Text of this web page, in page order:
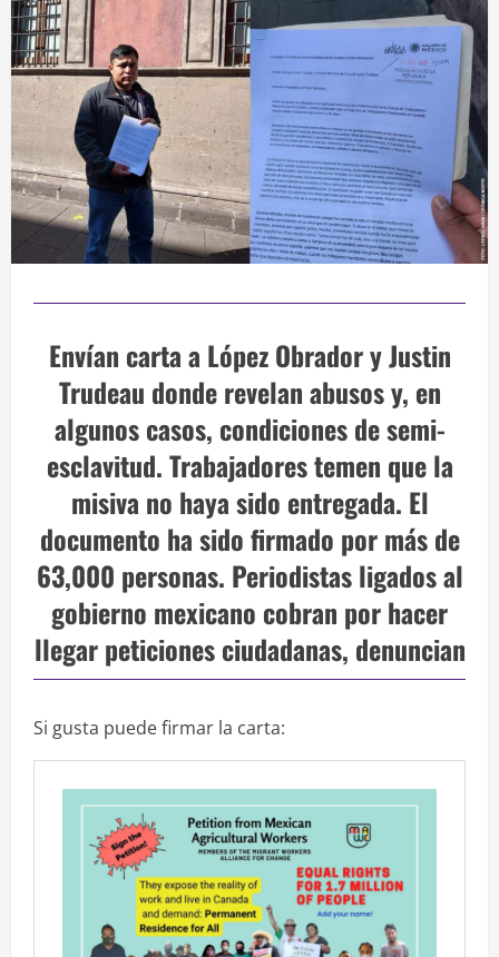
Envían carta a López Obrador y Justin
Trudeau donde revelan abusos y, en
algunos casos, condiciones de semi-
esclavitud. Trabajadores temen que la
misiva no haya sido entregada. El
documento ha sido firmado por más de
63,000 personas. Periodistas ligados al
gobierno mexicano cobran por hacer
llegar peticiones ciudadanas, denuncian
Si gusta puede firmar la carta: